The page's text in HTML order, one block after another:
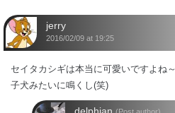
jerry
2016/02/09 at 19:25
セイタカシギは本当に可愛いですよね～
子犬みたいに鳴くし(笑)
delphian